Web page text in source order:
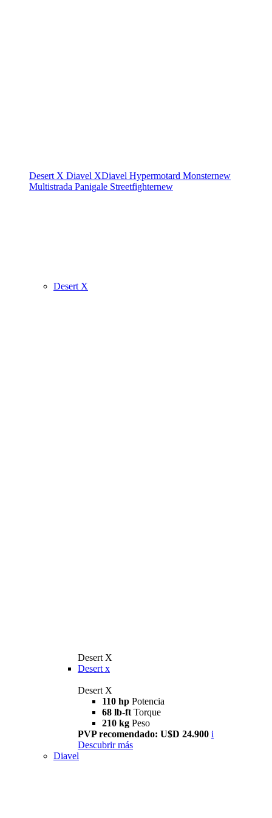
Desert X Diavel XDiavel Hypermotard Monsternew
Multistrada Panigale Streetfighternew
Desert X
Desert X
Desert x
Desert X
110 hp Potencia
68 lb-ft Torque
210 kg Peso
PVP recomendado: U$D 24.900 i
Descubrir más
Diavel